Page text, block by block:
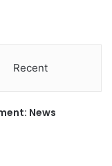
Recent
News